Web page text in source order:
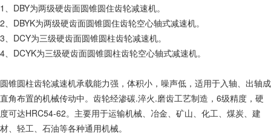
1、DBY为两级硬齿面圆锥圆住齿轮减速机。
2、DBYK为两级硬齿面圆锥圆住齿轮空心轴式减速机。
3、DCY为三级硬齿面圆锥圆柱齿轮减速机。
4、DCYK为三级硬齿面圆锥圆柱齿轮空心轴式减速机。
圆锥圆柱齿轮减速机承载能力强，体积小，噪声低，适用于入轴、出轴成
直角布置的机械传动中。齿轮经渗碳.淬火.磨齿工艺制造，6级精度，硬
度可达HRC54-62。主要用于运输机械、冶金、矿山、化工、煤炭、建
材、轻工、石油等各种通用机械。